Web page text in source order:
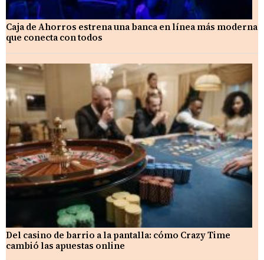
Caja de Ahorros estrena una banca en línea más moderna
que conecta con todos
Del casino de barrio a la pantalla: cómo Crazy Time
cambió las apuestas online